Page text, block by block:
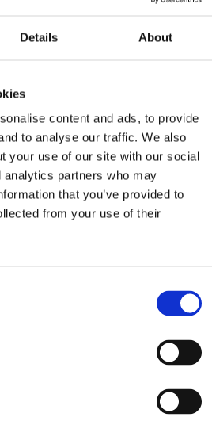
Details About
content and ads, to provide
to analyse our traffic. We also
your use of our site with our social
analytics partners who may
that you’ve provided to
from your use of their
de datos 200E
de datos 460E
de alimentador de tambor
de alimentador de tambor
alimentador de tambor
alimentador de tambor
de alimentador vibratorio
de alimentador vibratorio
alimentador vibratorio
alimentador vibratorio